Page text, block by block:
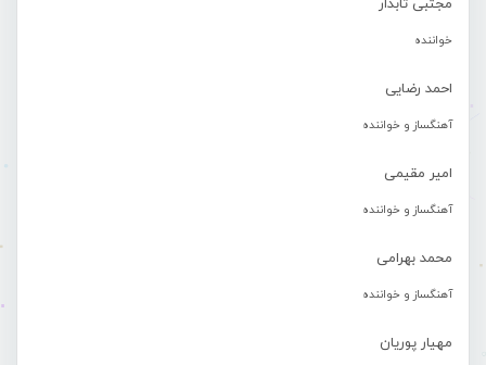
مجتبی تابدار
خواننده
احمد رضایی
آهنگساز و خواننده
امیر مقیمی
آهنگساز و خواننده
محمد بهرامی
آهنگساز و خواننده
مهیار پوریان